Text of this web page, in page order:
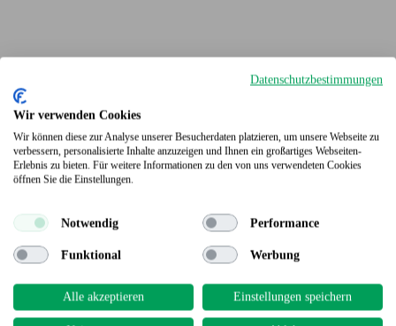
Terrassendielen
Datenschutzbestimmungen
Wir verwenden Cookies
Wir können diese zur Analyse unserer Besucherdaten platzieren, um unsere Webseite zu
verbessern, personalisierte Inhalte anzuzeigen und Ihnen ein großartiges Webseiten-
Erlebnis zu bieten. Für weitere Informationen zu den von uns verwendeten Cookies
öffnen Sie die Einstellungen.
Notwendig Performance
Funktional Werbung
Alle akzeptieren Einstellungen speichern